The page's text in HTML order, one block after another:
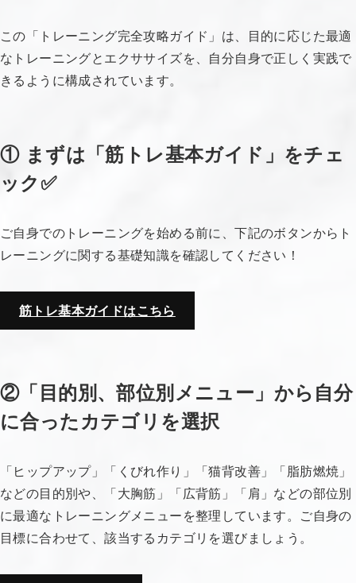
この「トレーニング完全攻略ガイド」は、目的に応じた最適
なトレーニングとエクササイズを、自分自身で正しく実践で
きるように構成されています。
① まずは「筋トレ基本ガイド」をチェ
ック✅
ご自身でのトレーニングを始める前に、下記のボタンからト
レーニングに関する基礎知識を確認してください！
筋トレ基本ガイドはこちら
②「目的別、部位別メニュー」から自分
に合ったカテゴリを選択
「ヒップアップ」「くびれ作り」「猫背改善」「脂肪燃焼」
などの目的別や、「大胸筋」「広背筋」「肩」などの部位別
に最適なトレーニングメニューを整理しています。ご自身の
目標に合わせて、該当するカテゴリを選びましょう。